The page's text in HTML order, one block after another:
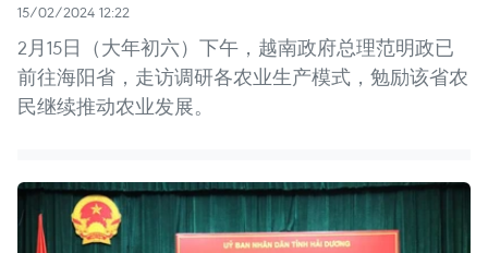
15/02/2024 12:22
2月15日（大年初六）下午，越南政府总理范明政已
前往海阳省，走访调研各农业生产模式，勉励该省农
民继续推动农业发展。